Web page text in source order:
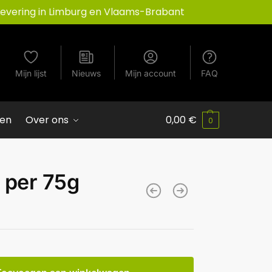
in Limburg en Vlaams-Brabant
Mijn lijst Nieuws Mijn account FAQ
Over ons 0,00 € 0
75g